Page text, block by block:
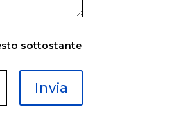
sottostante
Invia